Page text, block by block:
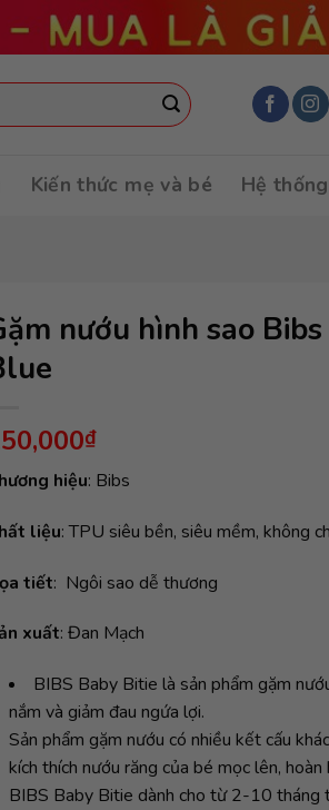
Kiến thức mẹ và bé Hệ
nướu hình sao
₫
hiệu: Bibs
liệu: TPU siêu bền, siêu mềm, không
tiết: Ngôi sao dễ thương
xuất: Đan Mạch
BIBS Baby Bitie là sản phẩm gặm
nắm và giảm đau ngứa lợi.
Sản phẩm gặm nướu có nhiều kết cấu
kích thích nướu răng của bé mọc lên,
BIBS Baby Bitie dành cho từ 2-10 tháng